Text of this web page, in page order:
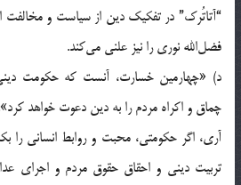
“آتاتُرک” در تفکیک‌ دین‌ از سیاست‌ و مخالفت‌
فضل‌الله‌ نوری‌ را نیز علنی‌ می‌کند.
د) «چهارمین‌ خسارت، آنست‌ که‌ حکومت‌ دینی‌
چماق‌ و اکراه‌ مردم‌ را به‌ دین‌ دعوت‌ خواهد
آری، اگر حکومتی، محبت‌ و روابط‌ انسانی‌ را
تربیت‌ دینی‌ و احقاق‌ حقوق‌ مردم‌ و اجرای‌